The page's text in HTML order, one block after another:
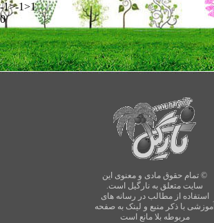
-1>-1>1
0
© تمام حقوق مادی و معنوی این
سایت متعلق به نارگیل است.
استفاده از مطالب در رسانه های
آموزشی با ذکر منبع و لینک به صفحه
مربوطه بلا مانع است